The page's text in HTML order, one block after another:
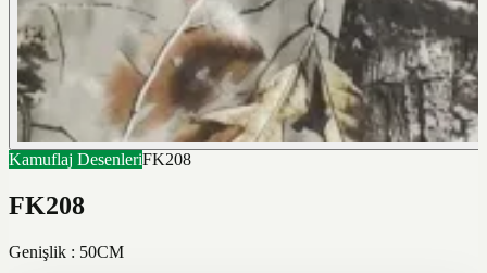
Kamuflaj DesenleriFK208
FK208
Genişlik : 50CM